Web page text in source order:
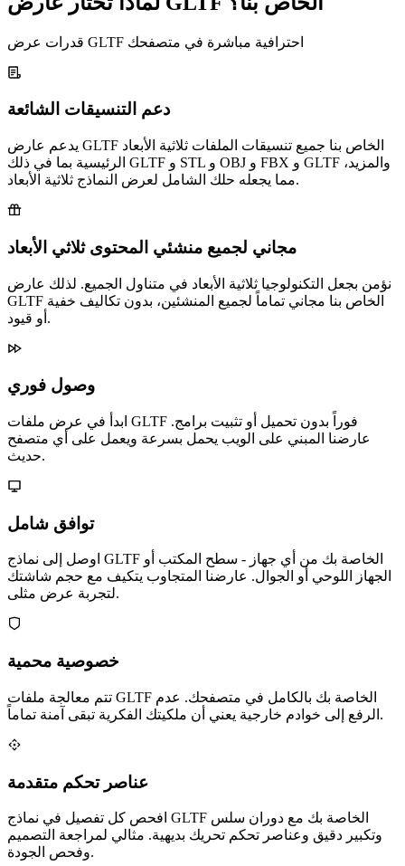
قدرات عرض GLTF احترافية مباشرة في متصفحك
دعم التنسيقات الشائعة
يدعم عارض GLTF الخاص بنا جميع تنسيقات الملفات ثلاثية الأبعاد
الرئيسية بما في ذلك GLTF و STL و OBJ و FBX و GLTF والمزيد،
مما يجعله حلك الشامل لعرض النماذج ثلاثية الأبعاد.
مجاني لجميع منشئي المحتوى ثلاثي الأبعاد
نؤمن بجعل التكنولوجيا ثلاثية الأبعاد في متناول الجميع. لذلك عارض
GLTF الخاص بنا مجاني تماماً لجميع المنشئين، بدون تكاليف خفية
أو قيود.
وصول فوري
ابدأ في عرض ملفات GLTF فوراً بدون تحميل أو تثبيت برامج.
عارضنا المبني على الويب يحمل بسرعة ويعمل على أي متصفح
حديث.
توافق شامل
اوصل إلى نماذج GLTF الخاصة بك من أي جهاز - سطح المكتب أو
الجهاز اللوحي أو الجوال. عارضنا المتجاوب يتكيف مع حجم شاشتك
لتجربة عرض مثلى.
خصوصية محمية
تتم معالجة ملفات GLTF الخاصة بك بالكامل في متصفحك. عدم
الرفع إلى خوادم خارجية يعني أن ملكيتك الفكرية تبقى آمنة تماماً.
عناصر تحكم متقدمة
افحص كل تفصيل في نماذج GLTF الخاصة بك مع دوران سلس
وتكبير دقيق وعناصر تحكم تحريك بديهية. مثالي لمراجعة التصميم
وفحص الجودة.